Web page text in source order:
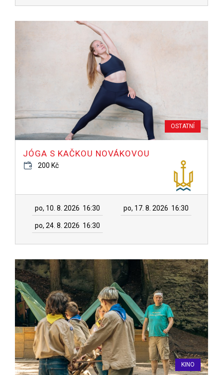
OSTATNÍ
JÓGA S KAČKOU NOVÁKOVOU
200 Kč
po, 10. 8. 2026 16:30 po, 17. 8. 2026 16:30
po, 24. 8. 2026 16:30
KINO